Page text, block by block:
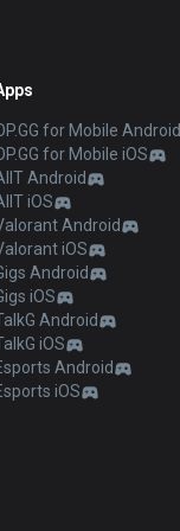
for Mobile Android
for Mobile iOS
Android
iOS
Android
iOS
Android
iOS
Android
iOS
Android
iOS